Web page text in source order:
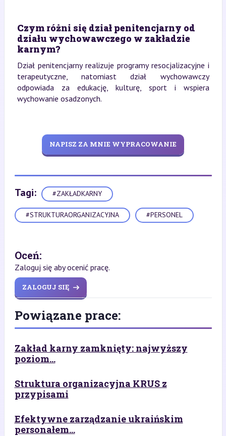
Czym różni się dział penitencjarny od
działu wychowawczego w zakładzie
karnym?
Dział penitencjarny realizuje programy resocjalizacyjne i
terapeutyczne, natomiast dział wychowawczy
odpowiada za edukację, kulturę, sport i wspiera
wychowanie osadzonych.
NAPISZ ZA MNIE WYPRACOWANIE
Tagi: #ZAKŁADKARNY
#STRUKTURAORGANIZACYJNA #PERSONEL
Oceń:
Zaloguj się aby ocenić pracę.
ZALOGUJ SIĘ
Powiązane prace:
Zakład karny zamknięty: najwyższy
poziom...
Struktura organizacyjna KRUS z
przypisami
Efektywne zarządzanie ukraińskim
personałem...